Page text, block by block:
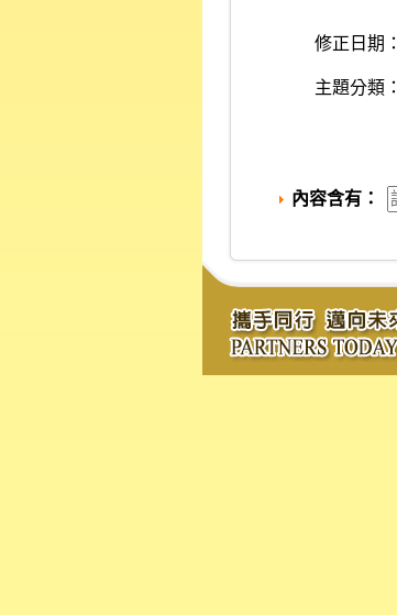
修正日期：
主題分類：
內容含有：